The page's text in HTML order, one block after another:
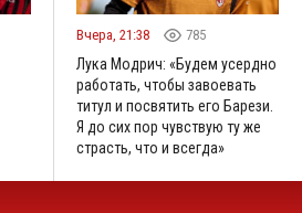
Вчера, 21:38 785
Лука Модрич: «Будем усердно
работать, чтобы завоевать
титул и посвятить его Барези.
Я до сих пор чувствую ту же
страсть, что и всегда»